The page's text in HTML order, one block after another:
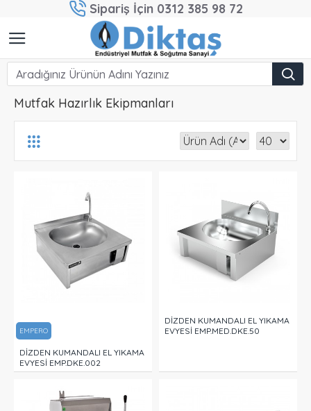
Sipariş İçin 0312 385 98 72
Mutfak Hazırlık Ekipmanları
EMPERO
DİZDEN KUMANDALI EL YIKAMA
EVYESİ EMP.DKE.002
DİZDEN KUMANDALI EL YIKAMA
EVYESİ EMP.MED.DKE.50